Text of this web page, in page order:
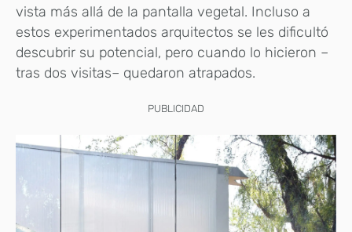
vista más allá de la pantalla vegetal. Incluso a
estos experimentados arquitectos se les dificultó
descubrir su potencial, pero cuando lo hicieron –
tras dos visitas– quedaron atrapados.
PUBLICIDAD